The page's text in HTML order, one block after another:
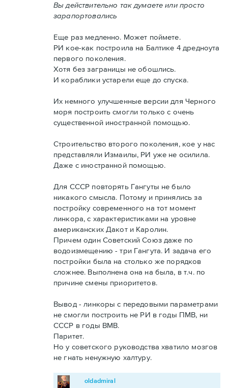
Вы действительно так думаете или просто
зарапортовались
Еще раз медленно. Может поймете.
РИ кое-как построила на Балтике 4 дредноута
первого поколения.
Хотя без заграницы не обошлись.
И кораблики устарели еще до спуска.
Их немного улучшенные версии для Черного
моря построить смогли только с очень
существенной иностранной помощью.
Строительство второго поколения, кое у нас
представляли Измаилы, РИ уже не осилила.
Даже с иностранной помощью.
Для СССР повторять Гангуты не было
никакого смысла. Потому и принялись за
постройку современного на тот момент
линкора, с характеристиками на уровне
американских Дакот и Каролин.
Причем один Советский Союз даже по
водоизмещению - три Гангута. И задача его
постройки была на столько же порядков
сложнее. Выполнена она на была, в т.ч. по
причине смены приоритетов.
Вывод - линкоры с передовыми параметрами
не смогли построить не РИ в годы ПМВ, ни
СССР в годы ВМВ.
Паритет.
Но у советского руководства хватило мозгов
не гнать ненужную халтуру.
oldadmiral